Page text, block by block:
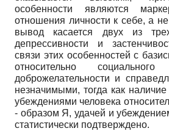
особенности являются
отношения личности к себе, а
вывод касается двух из
депрессивности и
связи этих особенностей с
относительно
доброжелательности и
незначимыми, тогда как
убеждениями человека
- образом Я, удачей и
статистически подтверждено.